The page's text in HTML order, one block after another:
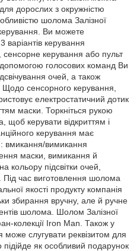
дорослих з окружністю
шолома Залізної
Ви можете
варіантів керування
керування або пульт
голосових команд Ви
очей, а також
Щодо сенсорного керування,
електростатичний дотик
маски. Торкніться рукою
щоб керувати відкриттям і
керування має
вмикання/вимикання
маски, вимикання й
кольору підсвітки очей,
Під час виготовлення шолома
якості продукту компанія
збирання вручну, але й ручне
шолома. Шолом Залізної
колекції Iron Man. Також у
може слугувати реквізитом для
як особливий подарунок